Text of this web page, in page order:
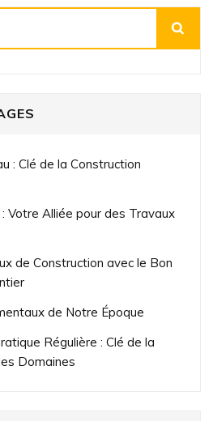
: Clé de la Construction
Votre Alliée pour des Travaux
de Construction avec le Bon
de Notre Époque
Régulière : Clé de la
Domaines